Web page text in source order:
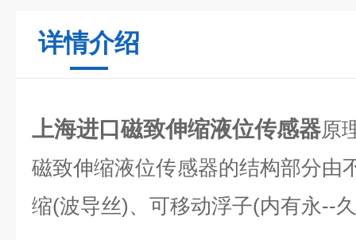
详情介绍
上海进口磁致伸缩液位传感器原
磁致伸缩液位传感器的结构部分由
缩(波导丝)、可移动浮子(内有永--